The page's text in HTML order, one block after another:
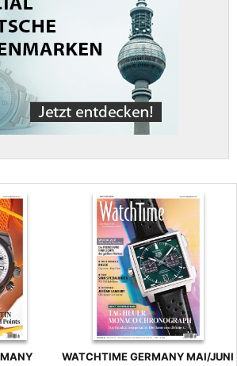
WATCHTIME GERMANY MAI/JUNI